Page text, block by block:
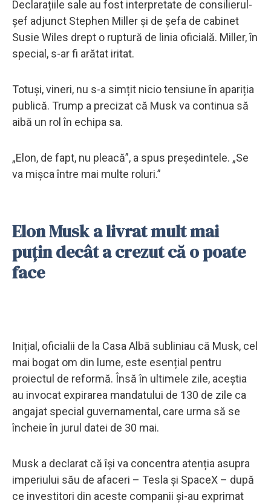
Declarațiile sale au fost interpretate de consilierul-
șef adjunct Stephen Miller și de șefa de cabinet
Susie Wiles drept o ruptură de linia oficială. Miller, în
special, s-ar fi arătat iritat.
Totuși, vineri, nu s-a simțit nicio tensiune în apariția
publică. Trump a precizat că Musk va continua să
aibă un rol în echipa sa.
„Elon, de fapt, nu pleacă”, a spus președintele. „Se
va mișca între mai multe roluri.”
Elon Musk a livrat mult mai
puțin decât a crezut că o poate
face
Inițial, oficialii de la Casa Albă subliniau că Musk, cel
mai bogat om din lume, este esențial pentru
proiectul de reformă. Însă în ultimele zile, aceștia
au invocat expirarea mandatului de 130 de zile ca
angajat special guvernamental, care urma să se
încheie în jurul datei de 30 mai.
Musk a declarat că își va concentra atenția asupra
imperiului său de afaceri – Tesla și SpaceX – după
ce investitori din aceste companii și-au exprimat